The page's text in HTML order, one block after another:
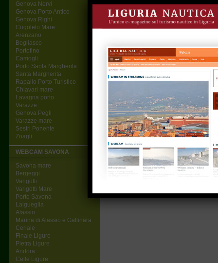
Genova Nervi
Genova Porto Antico
Genova Righi
Cogoleto Mare
Arenzano
Bogliasco
Portofino
Camogli
Porto Santa Margherita
Santa Margherita
Rapallo Porto Turistico
Chiavari mare
Lavagna porto
Varazze
Genova Pegli
Varazze mare
Sestri Ponente
Zoagli
WEBCAM SAVONA
Savona mare
Bergeggi
Varigotti
Varigotti Mare
Porto Savona
Laigueglia
Alassio
Marina di Alassio e Gallinara
Ceriale
Finale Ligure
Pietra Ligure
Andora
Celle Ligure